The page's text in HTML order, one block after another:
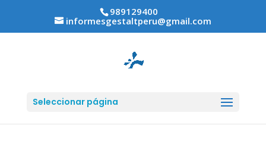
989129400
informesgestaltperu@gmail.com
Seleccionar página